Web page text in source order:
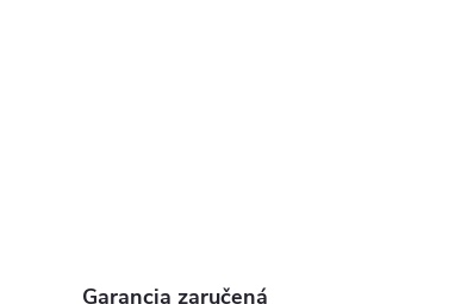
Garancia zaručená